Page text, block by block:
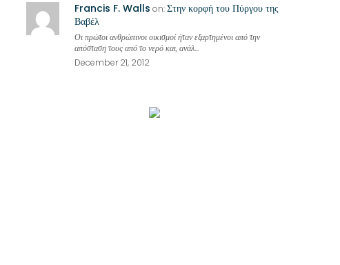
Francis F. Walls on:Στην κορφή του Πύργου της
Βαβέλ
Οι πρώτοι ανθρώπινοι οικισμοί ήταν εξαρτημένοι από την
απόσταση τους από το νερό και, ανάλ...
December 21, 2012